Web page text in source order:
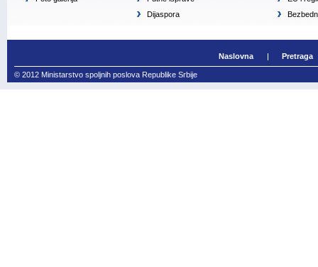
Dijaspora
Naslovna Pretraga
© 2012 Ministarstvo spoljnih poslova Republike Srbije